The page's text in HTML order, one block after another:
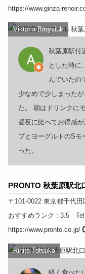
https://www.ginza-
Viktoria Barysiuk
秋葉原駅付
とした時に
んでいたの
少なめで少しまった
た。 朝はドリンクに
昼夜に比べてお得感
プとヨーグルトのSモ
った。
PRONTO 秋葉原駅北
〒101-0022 東京都千代田
おすすめランク : 3.5 Tel
https://www.pronto.co.jp/
Rihito Totsuka
軽く食べた